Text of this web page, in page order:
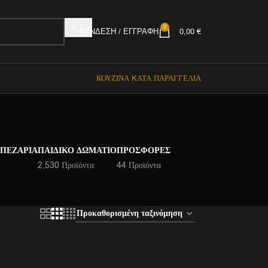
ΣΎΝΔΕΣΗ / ΕΓΓΡΑΦΉ 0 0,00 €
ΚΟΥΖΊΝΑ KΑΤΆ ΠΑΡΑΓΓΕΛΊΑ
ΠΑΙΔΙΚΌ ΔΩΜΆΤΙΟ
2,530 Προϊόντα
ΠΡΟΣΦΟΡΈΣ
44 Προϊόντα